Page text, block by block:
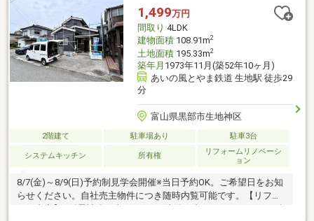
渡しより２年間保証・シロアリ防除工事施工後5年間保証・お客様
に合わせたローンの組み方や金融機関をご提案。住宅ローンが初
めての方でもお気軽にご相談
1,499万円
間取り 4LDK
建物面積108.91m2
土地面積195.33m2
築年月 1973年11月(築52年10ヶ月)
あいの風とやま鉄道 生地駅 徒歩29
分
富山県黒部市生地神区
2階建て 駐車場あり 駐車3台
システムキッチン 所有権
リフォームリノベーシ
ョン
8/7(金)～8/9(日)予約制見学会開催※当日予約OK。ご希望日をお知
らせください。自社売主物件につき随時内覧可能です。【リフォ